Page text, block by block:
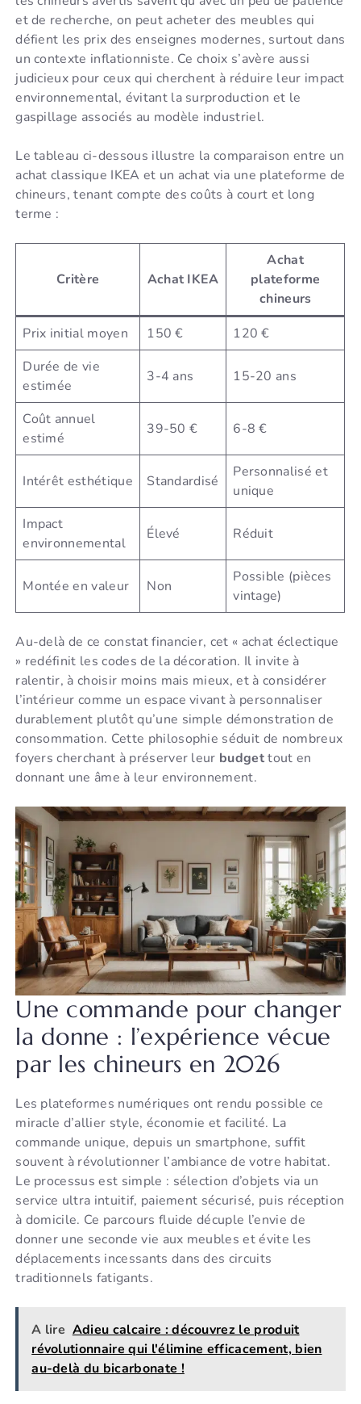
et de recherche, on peut acheter des meubles qui
défient les prix des enseignes modernes, surtout dans
un contexte inflationniste. Ce choix s’avère aussi
judicieux pour ceux qui cherchent à réduire leur impact
environnemental, évitant la surproduction et le
gaspillage associés au modèle industriel.
Le tableau ci-dessous illustre la comparaison entre un
achat classique IKEA et un achat via une plateforme de
chineurs, tenant compte des coûts à court et long
terme :
Critère Achat IKEA
Achat
plateforme
chineurs
Prix initial moyen
150 €
120 €
Durée de vie
estimée
3-4 ans 15-20 ans
Coût annuel
estimé
39-50 € 6-8 €
Intérêt esthétique Standardisé
Personnalisé et
unique
Impact
environnemental
Élevé Réduit
Montée en valeur Non
Possible (pièces
vintage)
Au-delà de ce constat financier, cet « achat éclectique
» redéfinit les codes de la décoration. Il invite à
ralentir, à choisir moins mais mieux, et à considérer
l’intérieur comme un espace vivant à personnaliser
durablement plutôt qu’une simple démonstration de
consommation. Cette philosophie séduit de nombreux
foyers cherchant à préserver leur budgettout en
donnant une âme à leur environnement.
Une commande pour changer
la donne : l’expérience vécue
par les chineurs en 2026
Les plateformes numériques ont rendu possible ce
miracle d’allier style, économie et facilité. La
commande unique, depuis un smartphone, suffit
souvent à révolutionner l’ambiance de votre habitat.
Le processus est simple : sélection d’objets via un
service ultra intuitif, paiement sécurisé, puis réception
à domicile. Ce parcours fluide décuple l’envie de
donner une seconde vie aux meubles et évite les
déplacements incessants dans des circuits
traditionnels fatigants.
A lire Adieu calcaire : découvrez le produit
révolutionnaire qui l'élimine efficacement, bien
au-delà du bicarbonate !